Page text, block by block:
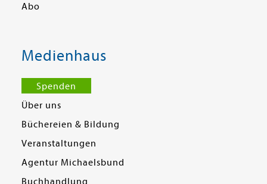
Abo
Medienhaus
Spenden
Über uns
Büchereien & Bildung
Veranstaltungen
Agentur Michaelsbund
Buchhandlung